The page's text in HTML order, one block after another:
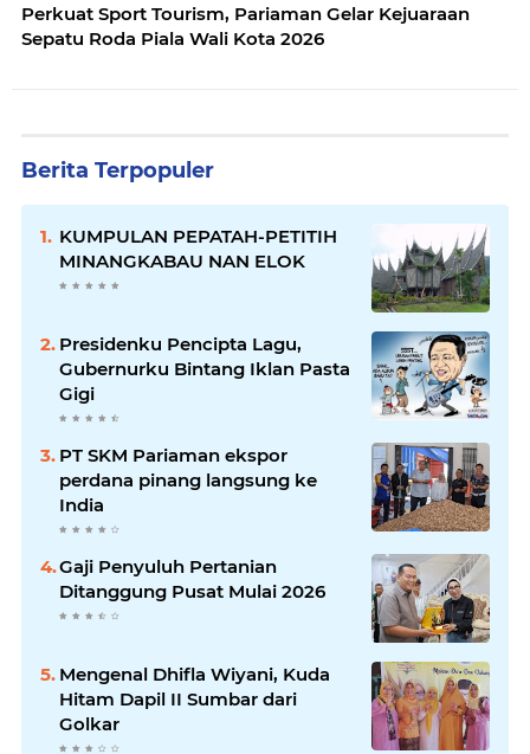
Perkuat Sport Tourism, Pariaman Gelar Kejuaraan
Sepatu Roda Piala Wali Kota 2026
Berita Terpopuler
KUMPULAN PEPATAH-PETITIH
MINANGKABAU NAN ELOK
Presidenku Pencipta Lagu,
Gubernurku Bintang Iklan Pasta
Gigi
PT SKM Pariaman ekspor
perdana pinang langsung ke
India
Gaji Penyuluh Pertanian
Ditanggung Pusat Mulai 2026
Mengenal Dhifla Wiyani, Kuda
Hitam Dapil II Sumbar dari
Golkar